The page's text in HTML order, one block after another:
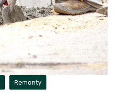
Remonty